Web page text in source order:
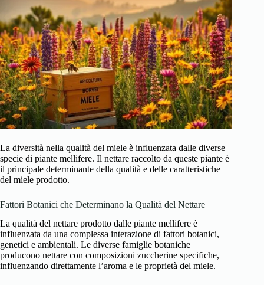
La diversità nella qualità del miele è influenzata dalle diverse
specie di piante mellifere. Il nettare raccolto da queste piante è
il principale determinante della qualità e delle caratteristiche
del miele prodotto.
Fattori Botanici che Determinano la Qualità del Nettare
La qualità del nettare prodotto dalle piante mellifere è
influenzata da una complessa interazione di fattori botanici,
genetici e ambientali. Le diverse famiglie botaniche
producono nettare con composizioni zuccherine specifiche,
influenzando direttamente l’aroma e le proprietà del miele.